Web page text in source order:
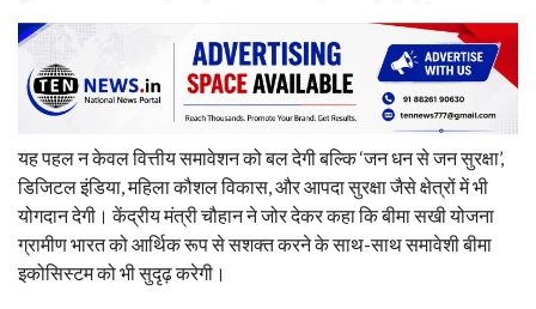
यह पहल न केवल वित्तीय समावेशन को बल देगी बल्कि ‘जन धन से जन सुरक्षा’,
डिजिटल इंडिया, महिला कौशल विकास, और आपदा सुरक्षा जैसे क्षेत्रों में भी
योगदान देगी। केंद्रीय मंत्री चौहान ने जोर देकर कहा कि बीमा सखी योजना
ग्रामीण भारत को आर्थिक रूप से सशक्त करने के साथ-साथ समावेशी बीमा
इकोसिस्टम को भी सुदृढ़ करेगी।